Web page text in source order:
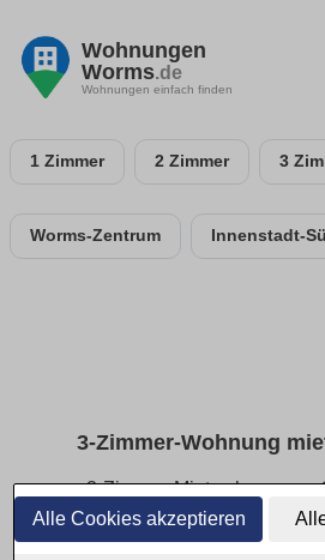
Alle Cookies akzeptieren
Wohnungen
Worms.de
Wohnungen einfach finden
1 Zimmer 2 Zimmer 3
Worms-Zentrum Innenstadt-
3-Zimmer-Wohnung
3-Zimmer-Mietwohnungen:
Ausstattung im